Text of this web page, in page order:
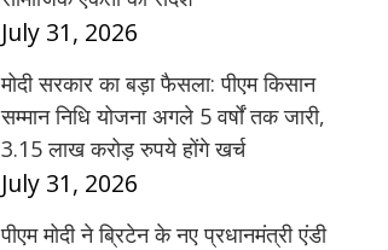
July 31, 2026
मोदी सरकार का बड़ा फैसला: पीएम किसान
सम्मान निधि योजना अगले 5 वर्षों तक जारी,
3.15 लाख करोड़ रुपये होंगे खर्च
July 31, 2026
पीएम मोदी ने ब्रिटेन के नए प्रधानमंत्री एंडी